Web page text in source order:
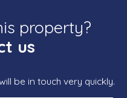
property?
us
be in touch very quickly.